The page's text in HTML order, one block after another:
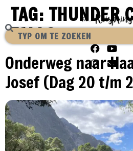
TAG: THUNDER
FALLS
Onderweg naar
Josef (Dag 20 t/m